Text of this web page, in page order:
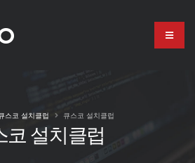
코 설치클럽
스코 설치클럽 큐스코 설치클럽